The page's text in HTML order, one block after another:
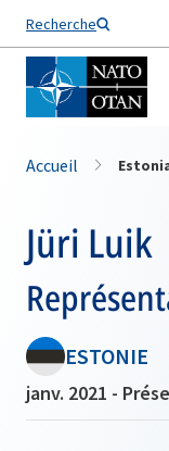
Recherche
Nom de famille*
Accueil
Jüri Luik
ESTONIE
janv. 2021 -